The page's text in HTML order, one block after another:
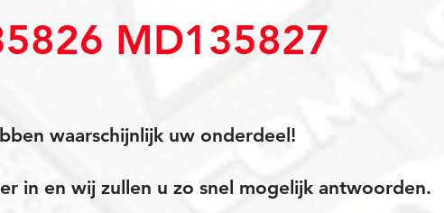
MD135827
waarschijnlijk uw onderdeel!
in en wij zullen u zo snel mogelijk antwoorden.